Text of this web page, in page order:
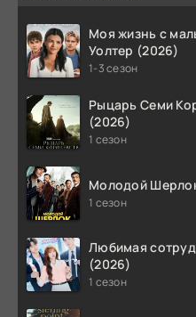
Моя жизнь с
Уолтер (2026)
1-3 сезон
Рыцарь Семи
(2026)
1 сезон
Молодой
1 сезон
Любимая
(2026)
1 сезон